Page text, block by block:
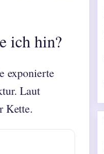
ich hin?
exponierte
Laut
Kette.